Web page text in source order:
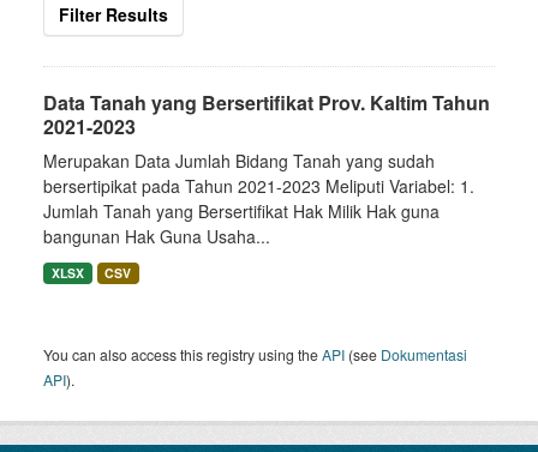
Filter Results
Data Tanah yang Bersertifikat Prov. Kaltim Tahun
2021-2023
Merupakan Data Jumlah Bidang Tanah yang sudah
bersertipikat pada Tahun 2021-2023 Meliputi Variabel: 1.
Jumlah Tanah yang Bersertifikat Hak Milik Hak guna
bangunan Hak Guna Usaha...
XLSX CSV
You can also access this registry using theAPI (see Dokumentasi
API).